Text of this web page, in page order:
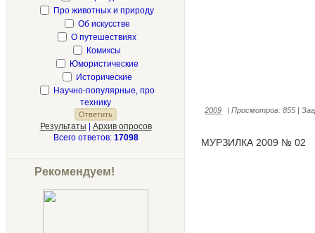
Про животных и природу
Об искусстве
О путешествиях
Комиксы
Юмористические
Исторические
Научно-популярные, про
технику
Результаты
Архив опросов
Всего ответов: 17098
Рекомендуем!
2009 | Просмотров: 855 |
МУРЗИЛКА 2009 № 02